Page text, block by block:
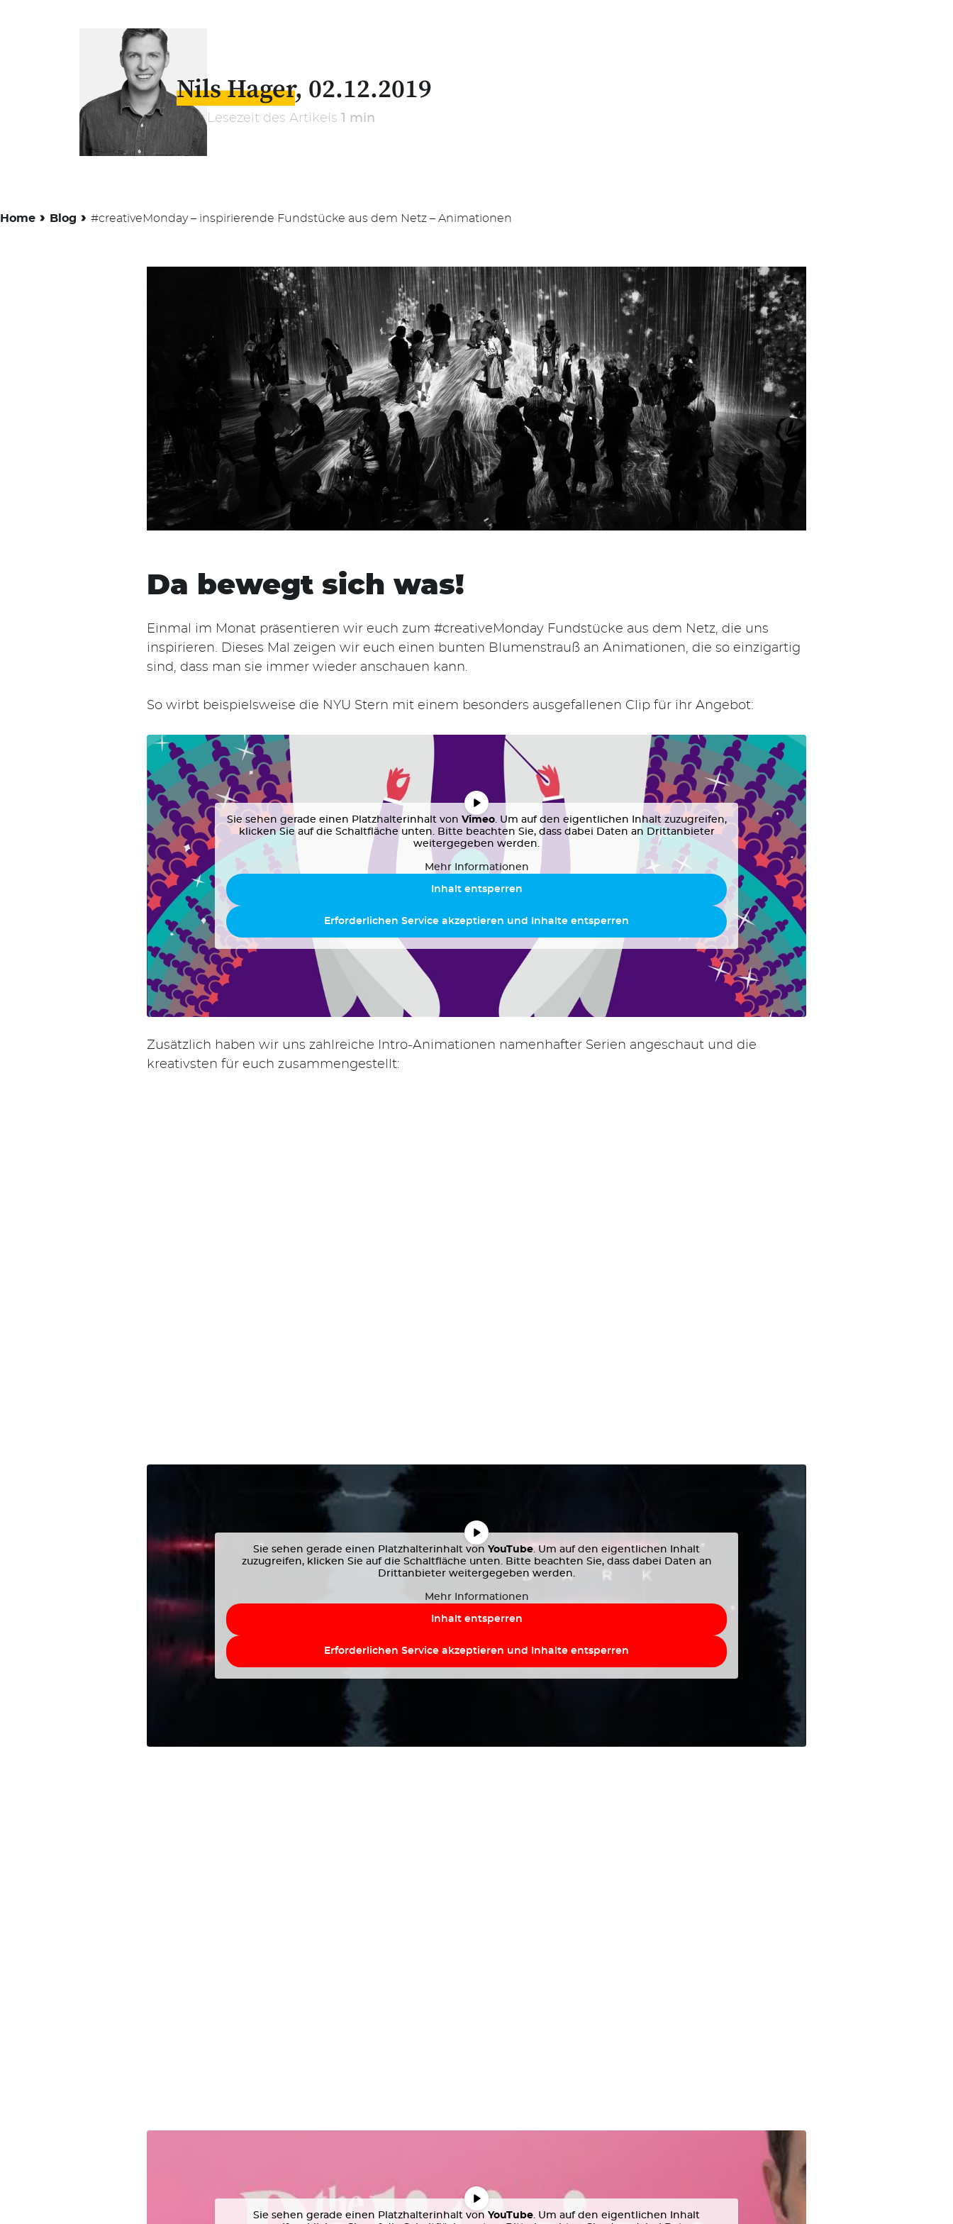
Nils Hager 02.12.2019
Lesezeit des Artikels 1 min
Home › Blog › #creativeMonday – inspirierende Fundstücke aus dem Netz – Animationen
Da bewegt sich was!
Einmal im Monat präsentieren wir euch zum #creativeMonday Fundstücke aus dem Netz, die uns
inspirieren. Dieses Mal zeigen wir euch einen bunten Blumenstrauß an Animationen, die so einzigartig
sind, dass man sie immer wieder anschauen kann.
So wirbt beispielsweise die NYU Stern mit einem besonders ausgefallenen Clip für ihr Angebot:
Sie sehen gerade einen Platzhalterinhalt von Vimeo. Um auf den eigentlichen Inhalt zuzugreifen,
klicken Sie auf die Schaltfläche unten. Bitte beachten Sie, dass dabei Daten an Drittanbieter
weitergegeben werden.
Mehr Informationen
Inhalt entsperren
Erforderlichen Service akzeptieren und Inhalte entsperren
Zusätzlich haben wir uns zahlreiche Intro-Animationen namenhafter Serien angeschaut und die
kreativsten für euch zusammengestellt:
Sie sehen gerade einen Platzhalterinhalt von YouTube . Um auf den eigentlichen Inhalt
zuzugreifen, klicken Sie auf die Schaltfläche unten. Bitte beachten Sie, dass dabei Daten an
Drittanbieter weitergegeben werden.
Mehr Informationen
Inhalt entsperren
Erforderlichen Service akzeptieren und Inhalte entsperren
Sie sehen gerade einen Platzhalterinhalt von YouTube . Um auf den eigentlichen Inhalt